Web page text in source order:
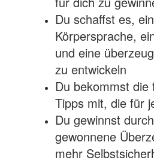
Du schaffst es,
Körpersprache,
und eine
zu entwickeln
Du bekommst die
Tipps mit, die für
Du gewinnst
gewonnene
mehr